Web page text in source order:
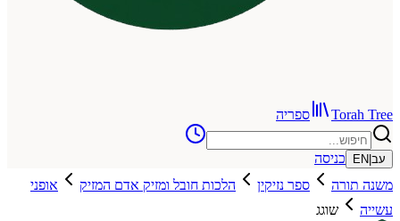
ספריה
כניסה
ספר נזיקין הלכות חובל ומזיק אדם המזיק
אופני
שוגג